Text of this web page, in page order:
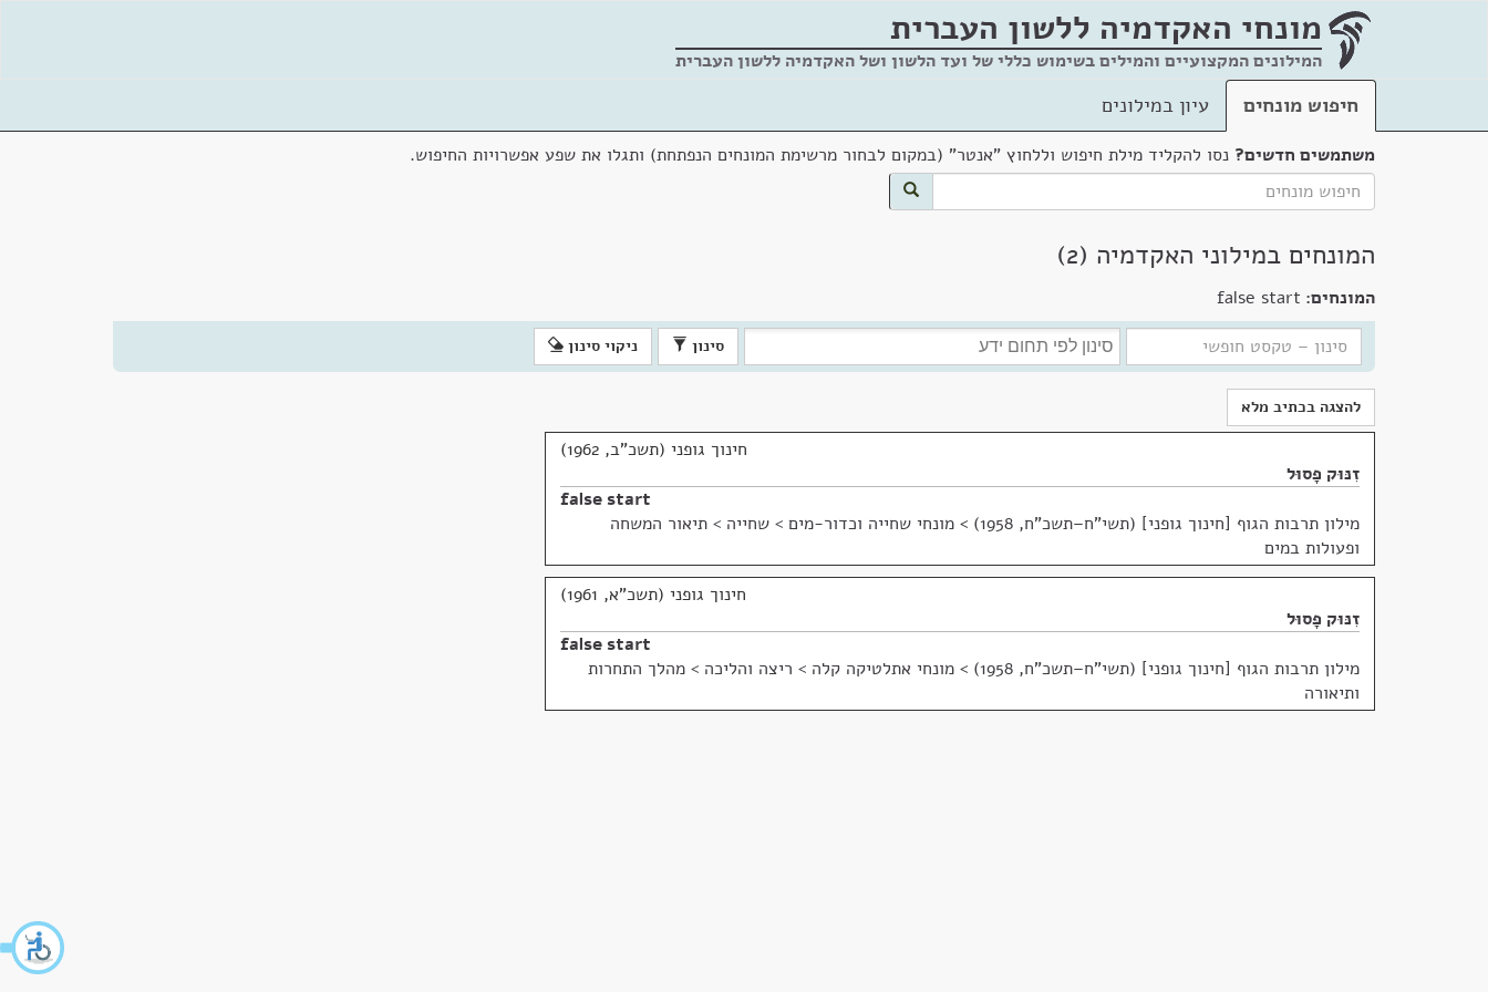
מונחי האקדמיה ללשון העברית
המילונים המקצועיים והמילים בשימוש כללי של ועד הלשון ושל האקדמיה ללשון העברית
חיפוש מונחים עיון במילונים
משתמשים חדשים? נסו להקליד מילת חיפוש וללחוץ "אנטר" (במקום לבחור מרשימת המונחים הנפתחת) ותגלו את שפע אפשרויות החיפוש.
המונחים במילוני האקדמיה (2)
המונחים: false start
סינון ניקוי סינון
להצגה בכתיב מלא
חינוך גופני (תשכ"ב, 1962)
זִנּוּק פָּסוּל
false start
מילון תרבות הגוף [חינוך גופני] (תשי"ח–תשכ"ח, 1958)
> מונחי שחייה וכדור-מים > שחייה > תיאור המשחה
ופעולות במים
חינוך גופני (תשכ"א, 1961)
זִנּוּק פָּסוּל
false start
מילון תרבות הגוף [חינוך גופני] (תשי"ח–תשכ"ח, 1958)
> מונחי אתלטיקה קלה > ריצה והליכה > מהלך התחרות
ותיאורה